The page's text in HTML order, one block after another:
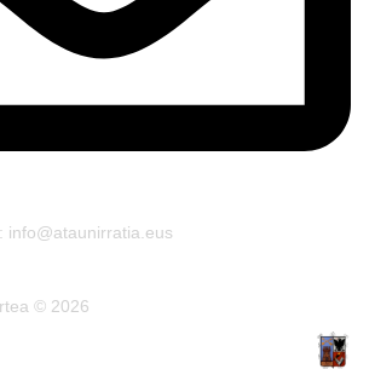
info@ataunirratia.eus
© 2026